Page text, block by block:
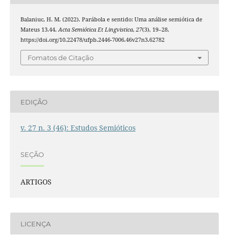
Balaniuc, H. M. (2022). Parábola e sentido: Uma análise semiótica de
Mateus 13.44. Acta Semiótica Et Lingvistica, 27(3), 19–28.
https://doi.org/10.22478/ufpb.2446-7006.46v27n3.62782
Fomatos de Citação
EDIÇÃO
v. 27 n. 3 (46): Estudos Semióticos
SEÇÃO
ARTIGOS
LICENÇA